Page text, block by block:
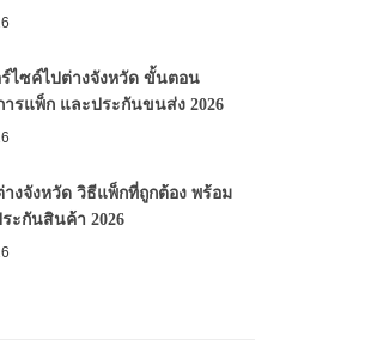
ร์ไซค์ไปต่างจังหวัด ขั้นตอน
ารแพ็ก และประกันขนส่ง 2026
างจังหวัด วิธีแพ็กที่ถูกต้อง พร้อม
ะกันสินค้า 2026